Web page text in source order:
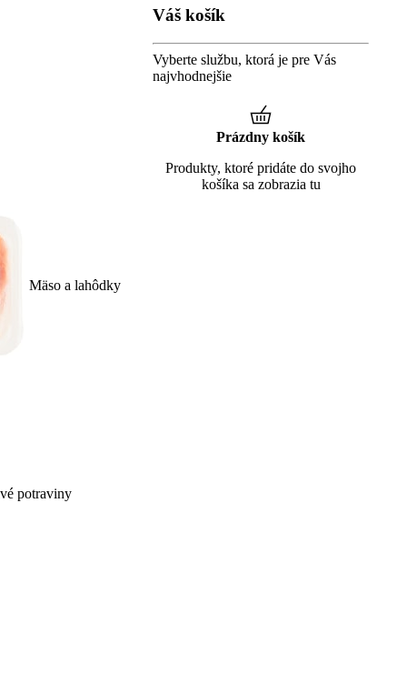
Mäso a lahôdky
potraviny
Váš košík
Vyberte službu, ktorá je pre Vás
najvhodnejšie
Prázdny košík
Produkty, ktoré pridáte do svojho
košíka sa zobrazia tu